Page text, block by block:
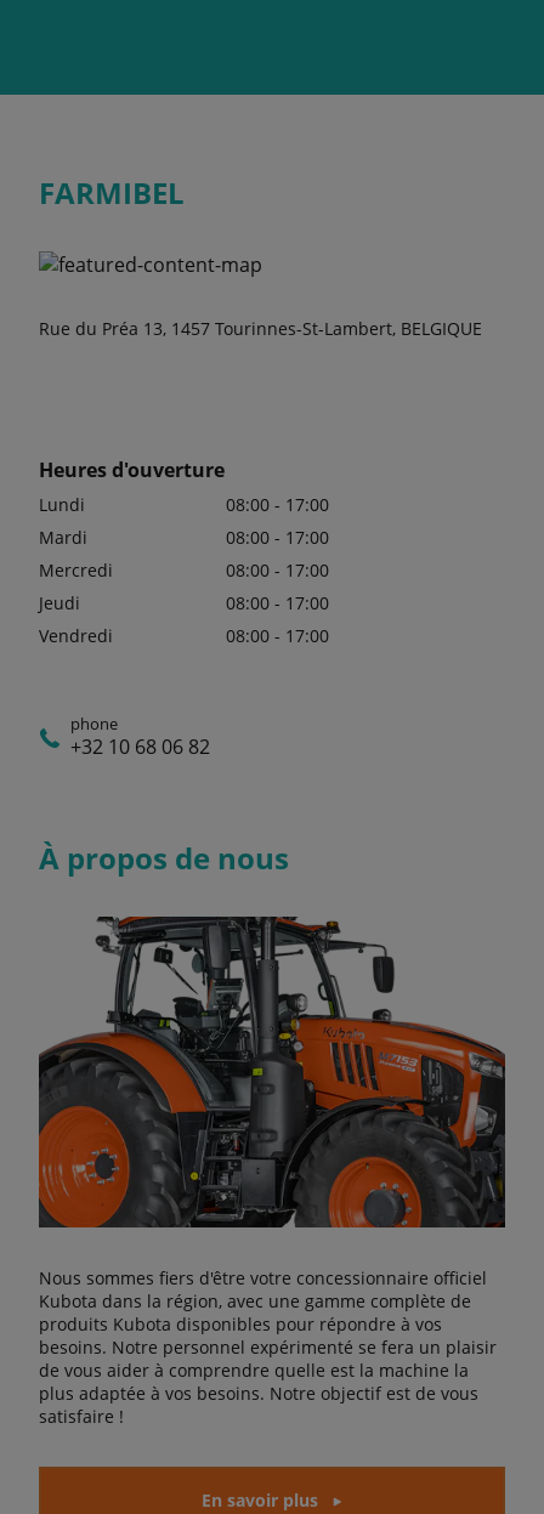
FARMIBEL
Rue du Préa 13, 1457 Tourinnes-St-Lambert, BELGIQUE
Heures d'ouverture
Lundi
08:00 - 17:00
Mardi
08:00 - 17:00
Mercredi
08:00 - 17:00
Jeudi
08:00 - 17:00
Vendredi
08:00 - 17:00
phone
+32 10 68 06 82
À propos de nous
Nous sommes fiers d'être votre concessionnaire officiel
Kubota dans la région, avec une gamme complète de
produits Kubota disponibles pour répondre à vos
besoins. Notre personnel expérimenté se fera un plaisir
de vous aider à comprendre quelle est la machine la
plus adaptée à vos besoins. Notre objectif est de vous
satisfaire !
En savoir plus